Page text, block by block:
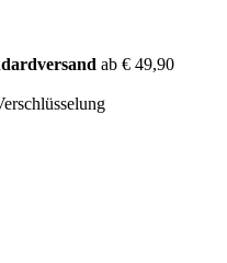
ab € 49,90